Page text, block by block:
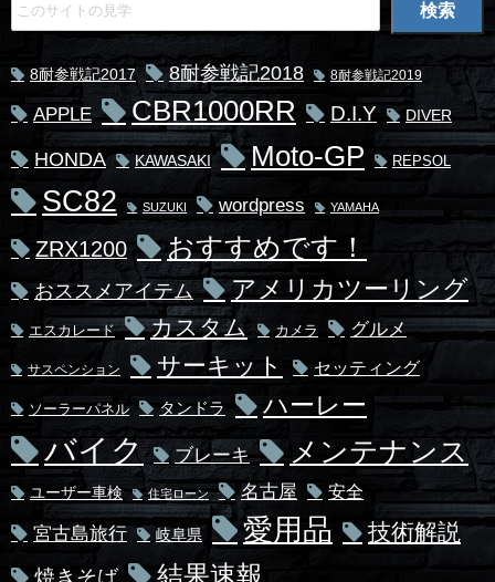
検索
8耐参戦記2017 8耐参戦記2018 8耐参戦記2019
APPLE CBR1000RR D.I.Y DIVER
HONDA KAWASAKI Moto-GP REPSOL
SC82 SUZUKI wordpress YAMAHA
ZRX1200 おすすめです！
おススメアイテム アメリカツーリング
エスカレード カスタム カメラ グルメ
サスペンション サーキット セッティング
ソーラーパネル タンドラ ハーレー
バイク ブレーキ メンテナンス
ユーザー車検 住宅ローン 名古屋 安全
宮古島旅行 岐阜県 愛用品 技術解説
焼きそば 結果速報